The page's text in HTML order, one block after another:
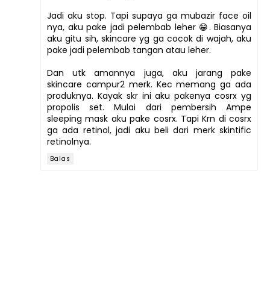
Jadi aku stop. Tapi supaya ga mubazir face oil
nya, aku pake jadi pelembab leher 😁. Biasanya
aku gitu sih, skincare yg ga cocok di wajah, aku
pake jadi pelembab tangan atau leher.
Dan utk amannya juga, aku jarang pake
skincare campur2 merk. Kec memang ga ada
produknya. Kayak skr ini aku pakenya cosrx yg
propolis set. Mulai dari pembersih Ampe
sleeping mask aku pake cosrx. Tapi Krn di cosrx
ga ada retinol, jadi aku beli dari merk skintific
retinolnya.
Balas